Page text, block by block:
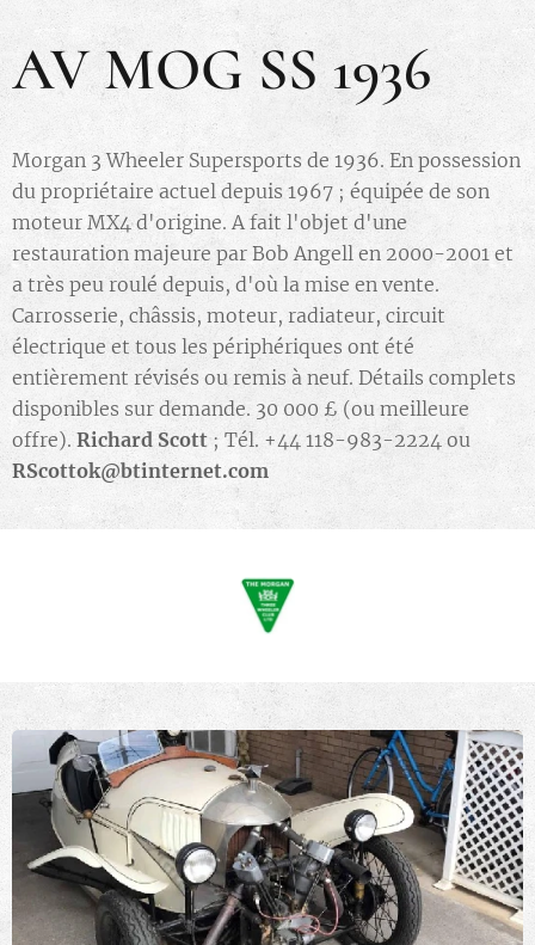
AV MOG SS 1936
Morgan 3 Wheeler Supersports de 1936. En possession
du propriétaire actuel depuis 1967 ; équipée de son
moteur MX4 d'origine. A fait l'objet d'une
restauration majeure par Bob Angell en 2000-2001 et
a très peu roulé depuis, d'où la mise en vente.
Carrosserie, châssis, moteur, radiateur, circuit
électrique et tous les périphériques ont été
entièrement révisés ou remis à neuf. Détails complets
disponibles sur demande. 30 000 £ (ou meilleure
offre). Richard Scott; Tél. +44 118-983-2224 ou
RScottok@btinternet.com